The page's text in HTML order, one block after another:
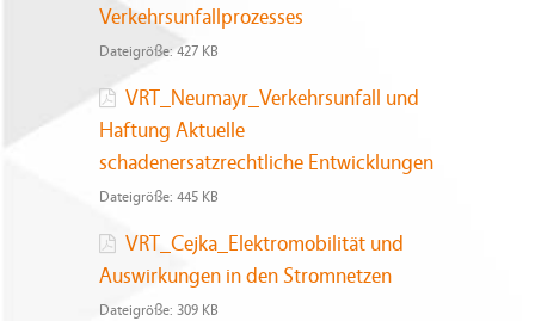
Verkehrsunfallprozesses
Dateigröße: 427 KB
VRT_Neumayr_Verkehrsunfall und
Haftung Aktuelle
schadenersatzrechtliche Entwicklungen
Dateigröße: 445 KB
VRT_Cejka_Elektromobilität und
Auswirkungen in den Stromnetzen
Dateigröße: 309 KB